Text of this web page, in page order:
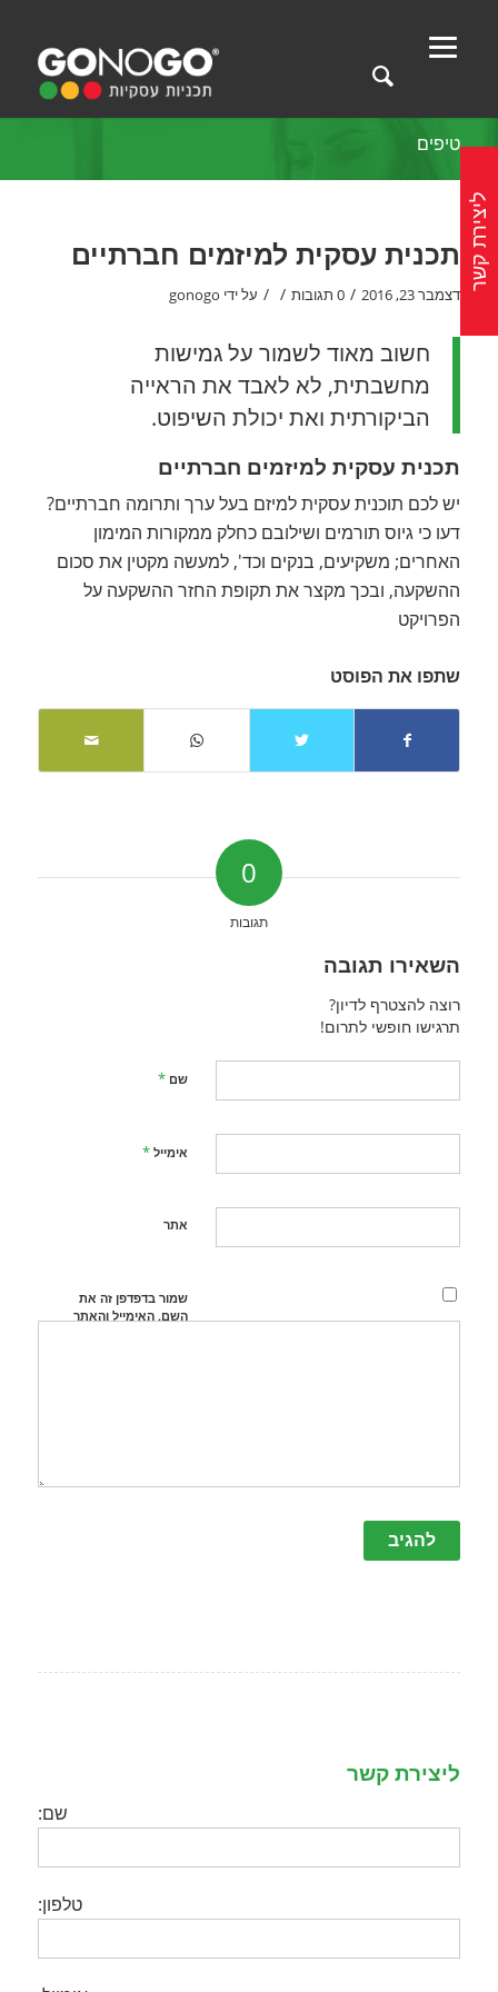
טיפים
תכנית עסקית למיזמים חברתיים
דצמבר 23, 2016 / 0 תגובות /
/ על ידי gonogo
חשוב מאוד לשמור על גמישות
מחשבתית, לא לאבד את הראייה
הביקורתית ואת יכולת השיפוט.
תכנית עסקית למיזמים חברתיים
יש לכם תוכנית עסקית למיזם בעל ערך ותרומה חברתיים?
דעו כי גיוס תורמים ושילובם כחלק ממקורות המימון
האחרים; משקיעים, בנקים וכד', למעשה מקטין את סכום
ההשקעה, ובכך מקצר את תקופת החזר ההשקעה על
הפרויקט
שתפו את הפוסט
0
תגובות
השאירו תגובה
רוצה להצטרף לדיון?
תרגישו חופשי לתרום!
שם *
אימייל *
אתר
שמור בדפדפן זה את
השם, האימייל והאתר
ליצירת קשר
שם:
טלפון:
ליצירת קשר